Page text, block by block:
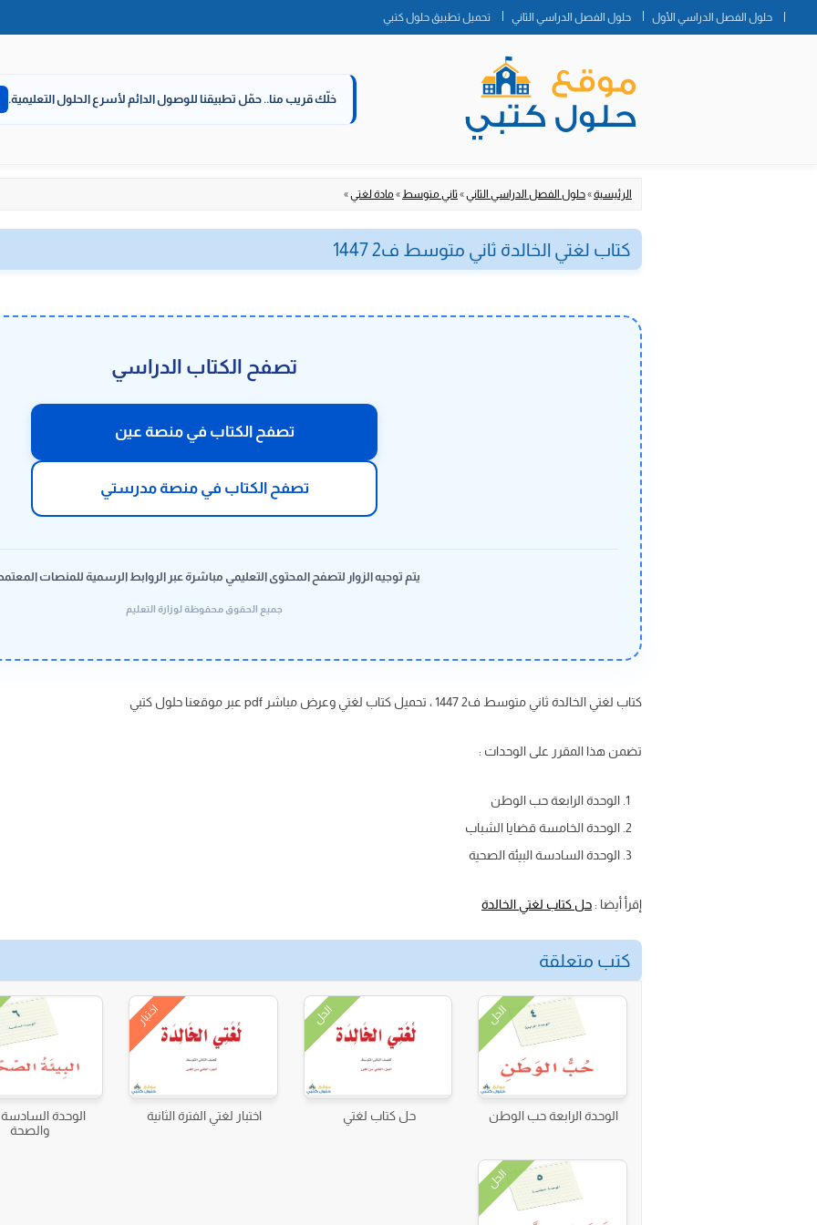
حلول الفصل الدراسي الأول حلول الفصل الدراسي الثاني تحميل تطبيق حلول كتبي
خلّك قريب منا.. حمّل تطبيقنا للوصول الدائم لأسرع الحلول التعليمية.
الرئيسية»حلول الفصل الدراسي الثاني»ثاني متوسط» مادة لغتي»
كتاب لغتي الخالدة ثاني متوسط ف2 1447
تصفح الكتاب الدراسي
تصفح الكتاب في منصة عين
تصفح الكتاب في منصة مدرستي
يتم توجيه الزوار لتصفح المحتوى التعليمي مباشرة عبر الروابط الرسمية للمنصات
جميع الحقوق محفوظة لوزارة التعليم
كتاب لغتي الخالدة ثاني متوسط ف2 1447 ، تحميل كتاب لغتي وعرض مباشر pdf عبر موقعنا حلول كتبي
تضمن هذا المقرر على الوحدات :
الوحدة الرابعة حب الوطن
الوحدة الخامسة قضايا الشباب
الوحدة السادسة البيئة الصحية
إقرأ أيضا :حل كتاب لغتي الخالدة
كتب متعلقة
الحل
الوحدة الرابعة حب الوطن
الحل
حل كتاب لغتي
اختبار
اختبار لغتي الفترة الثانية
الوحدة السادسة
والصحة
الحل